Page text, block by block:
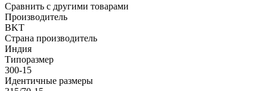
Сравнить с другими товарами
Производитель
BKT
Страна производитель
Индия
Типоразмер
300-15
Идентичные размеры